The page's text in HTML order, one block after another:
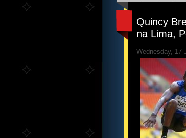
Quincy
na Lima,
Wednesday, 17